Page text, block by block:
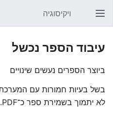
פתיחת התפריט הראשי ויקיסוגיה
עיבוד הספר נכשל
ביוצר הספרים נעשים שינויים
בשל בעיות חמורות עם המערכת
לא יתמוך בשמירת ספר כ־PDF.